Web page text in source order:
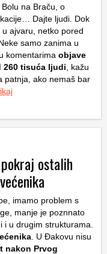
na Braču, o
Dajte ljudi. Dok
ajvaru, netko pored
samo zanima u
komentarima objave
260 tisuća ljudi , kažu
patnja, ako nemaš bar
ostalih
imamo problem s
manje je poznnato
i u drugim strukturama.
. U Đakovu nisu
nakon Prvog